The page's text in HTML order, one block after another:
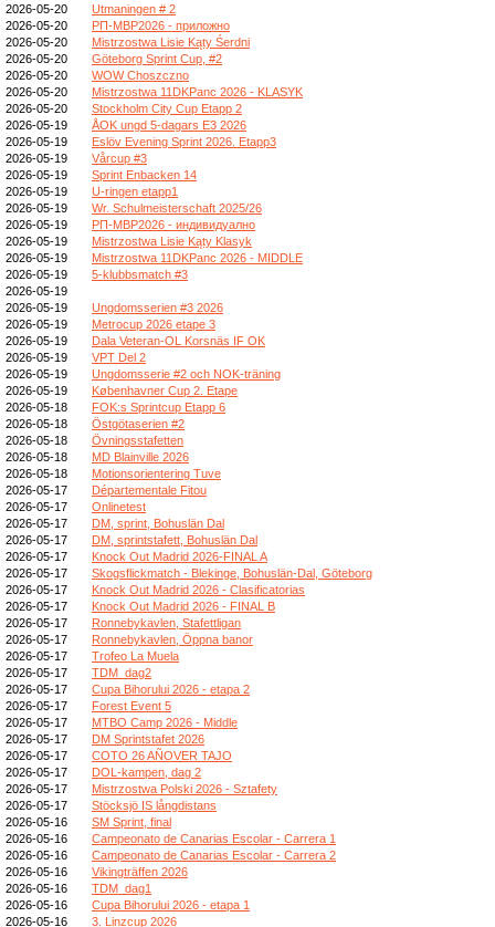
2026-05-20
Utmaningen # 2
2026-05-20
РП-МВР2026 - приложно
2026-05-20
Mistrzostwa Lisie Kąty Śerdni
2026-05-20
Göteborg Sprint Cup, #2
2026-05-20
WOW Choszczno
2026-05-20
Mistrzostwa 11DKPanc 2026 - KLASYK
2026-05-20
Stockholm City Cup Etapp 2
2026-05-19
ÅOK ungd 5-dagars E3 2026
2026-05-19
Eslöv Evening Sprint 2026. Etapp3
2026-05-19
Vårcup #3
2026-05-19
Sprint Enbacken 14
2026-05-19
U-ringen etapp1
2026-05-19
Wr. Schulmeisterschaft 2025/26
2026-05-19
РП-МВР2026 - индивидуално
2026-05-19
Mistrzostwa Lisie Kąty Klasyk
2026-05-19
Mistrzostwa 11DKPanc 2026 - MIDDLE
2026-05-19
5-klubbsmatch #3
2026-05-19
2026-05-19
Ungdomsserien #3 2026
2026-05-19
Metrocup 2026 etape 3
2026-05-19
Dala Veteran-OL Korsnäs IF OK
2026-05-19
VPT Del 2
2026-05-19
Ungdomsserie #2 och NOK-träning
2026-05-19
Københavner Cup 2. Etape
2026-05-18
FOK:s Sprintcup Etapp 6
2026-05-18
Östgötaserien #2
2026-05-18
Övningsstafetten
2026-05-18
MD Blainville 2026
2026-05-18
Motionsorientering Tuve
2026-05-17
Départementale Fitou
2026-05-17
Onlinetest
2026-05-17
DM, sprint, Bohuslän Dal
2026-05-17
DM, sprintstafett, Bohuslän Dal
2026-05-17
Knock Out Madrid 2026-FINAL A
2026-05-17
Skogsflickmatch - Blekinge, Bohuslän-Dal, Göteborg
2026-05-17
Knock Out Madrid 2026 - Clasificatorias
2026-05-17
Knock Out Madrid 2026 - FINAL B
2026-05-17
Ronnebykavlen, Stafettligan
2026-05-17
Ronnebykavlen, Öppna banor
2026-05-17
Trofeo La Muela
2026-05-17
TDM_dag2
2026-05-17
Cupa Bihorului 2026 - etapa 2
2026-05-17
Forest Event 5
2026-05-17
MTBO Camp 2026 - Middle
2026-05-17
DM Sprintstafet 2026
2026-05-17
COTO 26 AÑOVER TAJO
2026-05-17
DOL-kampen, dag 2
2026-05-17
Mistrzostwa Polski 2026 - Sztafety
2026-05-17
Stöcksjö IS långdistans
2026-05-16
SM Sprint, final
2026-05-16
Campeonato de Canarias Escolar - Carrera 1
2026-05-16
Campeonato de Canarias Escolar - Carrera 2
2026-05-16
Vikingträffen 2026
2026-05-16
TDM_dag1
2026-05-16
Cupa Bihorului 2026 - etapa 1
2026-05-16
3. Linzcup 2026